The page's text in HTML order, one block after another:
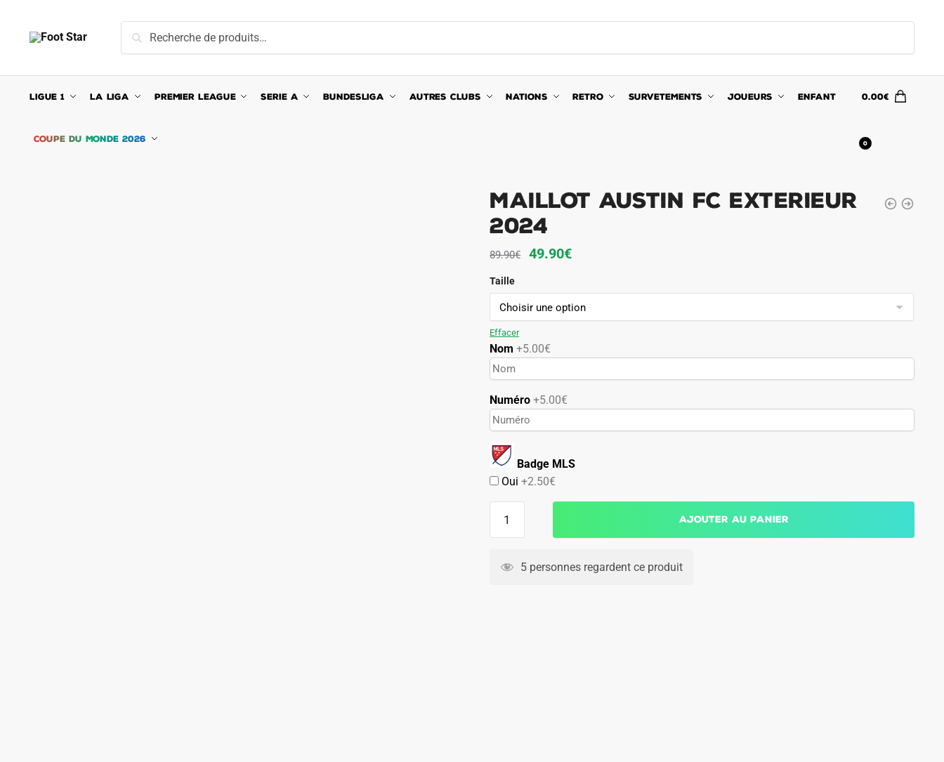
navigation
content
pour :
Recherche
LIGUE 1 LA LIGA PREMIER LEAGUE SERIE A BUNDESLIGA AUTRES CLUBS NATIONS RETRO SURVETEMENTS JOUEURS ENFANT
COUPE DU MONDE 2026
0.00€
0
Maillot Austin FC Exterieur
2024
89.90€
Le
initial
était :
49.90€Le
actuel
est :
Taille
Effacer
Nom +5.00€
Numéro+5.00€
Badge MLS
Oui+2.50€
Austin
Ajouter au panier
5 personnes regardent ce produit